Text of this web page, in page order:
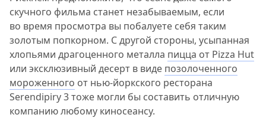
скучного фильма станет незабываемым, если
во время просмотра вы побалуете себя таким
золотым попкорном. С другой стороны, усыпанная
хлопьями драгоценного металла пицца от Pizza Hut
или эксклюзивный десерт в виде позолоченного
мороженного от нью-йоркского ресторана
Serendipiry 3 тоже могли бы составить отличную
компанию любому киносеансу.